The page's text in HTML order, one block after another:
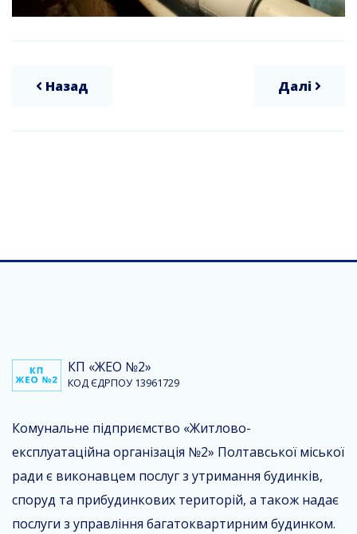
Назад Далі
КП «ЖЕО №2»
КОД ЄДРПОУ 13961729
Комунальне підприємство «Житлово-
експлуатаційна організація №2» Полтавської міської
ради є виконавцем послуг з утримання будинків,
споруд та прибудинкових територій, а також надає
послуги з управління багатоквартирним будинком.